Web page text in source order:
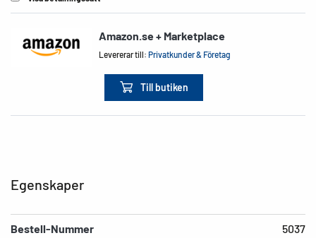
Amazon.se + Marketplace
Levererar till:Privatkunder & Företag
Till butiken
Egenskaper
Bestell-Nummer 5037